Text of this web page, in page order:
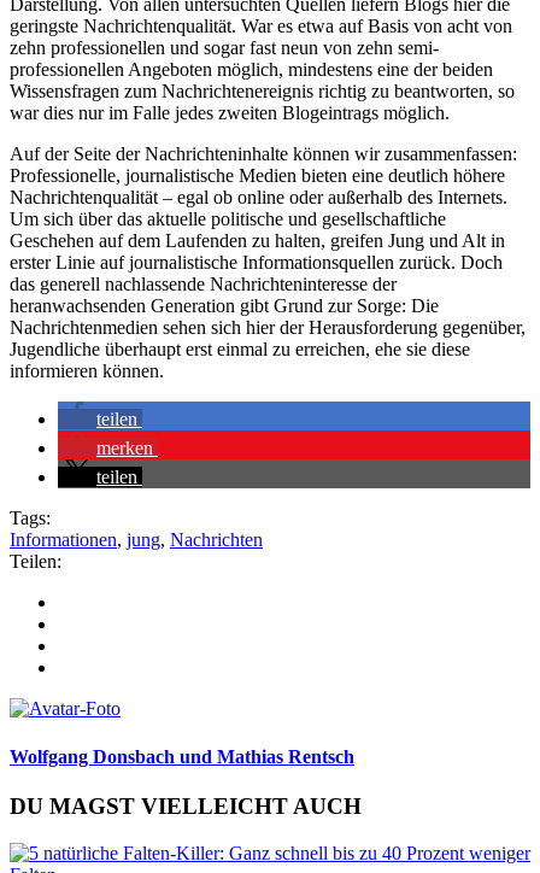
Darstellung. Von allen untersuchten Quellen liefern Blogs hier die
geringste Nachrichtenqualität. War es etwa auf Basis von acht von
zehn professionellen und sogar fast neun von zehn semi-
professionellen Angeboten möglich, mindestens eine der beiden
Wissensfragen zum Nachrichtenereignis richtig zu beantworten, so
war dies nur im Falle jedes zweiten Blogeintrags möglich.
Auf der Seite der Nachrichteninhalte können wir zusammenfassen:
Professionelle, journalistische Medien bieten eine deutlich höhere
Nachrichtenqualität – egal ob online oder außerhalb des Internets.
Um sich über das aktuelle politische und gesellschaftliche
Geschehen auf dem Laufenden zu halten, greifen Jung und Alt in
erster Linie auf journalistische Informationsquellen zurück. Doch
das generell nachlassende Nachrichteninteresse der
heranwachsenden Generation gibt Grund zur Sorge: Die
Nachrichtenmedien sehen sich hier der Herausforderung gegenüber,
Jugendliche überhaupt erst einmal zu erreichen, ehe sie diese
informieren können.
teilen
merken
teilen
Tags:
Informationen, jung, Nachrichten
Teilen:
Wolfgang Donsbach und Mathias Rentsch
DU MAGST VIELLEICHT AUCH